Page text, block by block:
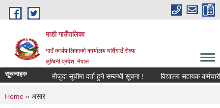
Skip to main content
माडी गाउँपालिका
गाउँ कार्यपालिकाको कार्यालय घर्तिगाउँ रोल्पा
लुम्बिनी प्रदेश, नेपाल
सूचनाहरु मौजुदा सूचीमा दर्ता हुने सम्बन्धी सूचना ! विद्यालय सहायक कर्मचारी
You are here
Home » असार